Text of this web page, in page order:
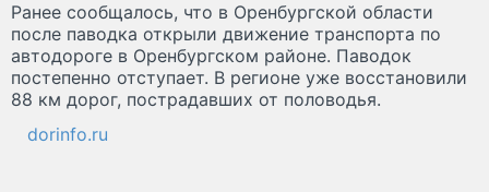
Ранее сообщалось, что в Оренбургской области
после паводка открыли движение транспорта по
автодороге в Оренбургском районе. Паводок
постепенно отступает. В регионе уже восстановили
88 км дорог, пострадавших от половодья.
dorinfo.ru